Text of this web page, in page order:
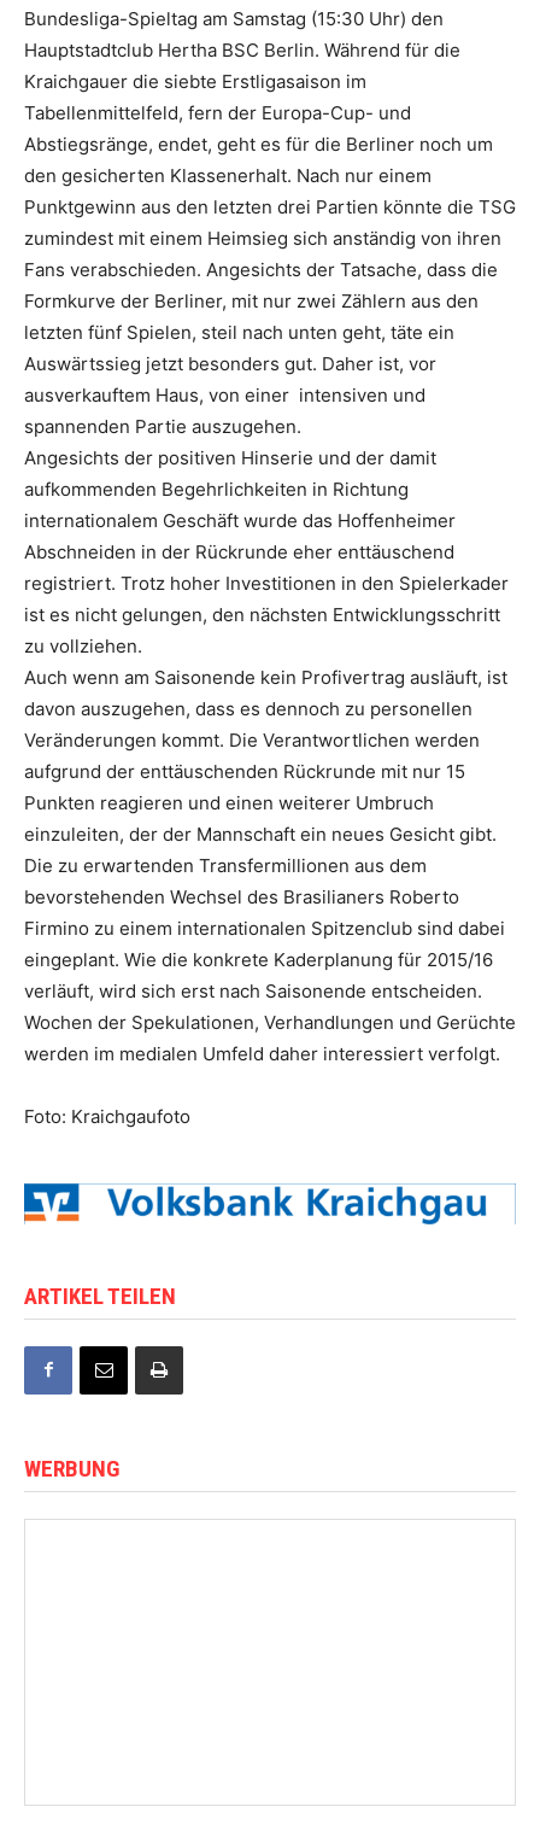
Bundesliga-Spieltag am Samstag (15:30 Uhr) den
Hauptstadtclub Hertha BSC Berlin. Während für die
Kraichgauer die siebte Erstligasaison im
Tabellenmittelfeld, fern der Europa-Cup- und
Abstiegsränge, endet, geht es für die Berliner noch um
den gesicherten Klassenerhalt. Nach nur einem
Punktgewinn aus den letzten drei Partien könnte die TSG
zumindest mit einem Heimsieg sich anständig von ihren
Fans verabschieden. Angesichts der Tatsache, dass die
Formkurve der Berliner, mit nur zwei Zählern aus den
letzten fünf Spielen, steil nach unten geht, täte ein
Auswärtssieg jetzt besonders gut. Daher ist, vor
ausverkauftem Haus, von einer intensiven und
spannenden Partie auszugehen.
Angesichts der positiven Hinserie und der damit
aufkommenden Begehrlichkeiten in Richtung
internationalem Geschäft wurde das Hoffenheimer
Abschneiden in der Rückrunde eher enttäuschend
registriert. Trotz hoher Investitionen in den Spielerkader
ist es nicht gelungen, den nächsten Entwicklungsschritt
zu vollziehen.
Auch wenn am Saisonende kein Profivertrag ausläuft, ist
davon auszugehen, dass es dennoch zu personellen
Veränderungen kommt. Die Verantwortlichen werden
aufgrund der enttäuschenden Rückrunde mit nur 15
Punkten reagieren und einen weiterer Umbruch
einzuleiten, der der Mannschaft ein neues Gesicht gibt.
Die zu erwartenden Transfermillionen aus dem
bevorstehenden Wechsel des Brasilianers Roberto
Firmino zu einem internationalen Spitzenclub sind dabei
eingeplant. Wie die konkrete Kaderplanung für 2015/16
verläuft, wird sich erst nach Saisonende entscheiden.
Wochen der Spekulationen, Verhandlungen und Gerüchte
werden im medialen Umfeld daher interessiert verfolgt.
Foto: Kraichgaufoto
ARTIKEL TEILEN
WERBUNG